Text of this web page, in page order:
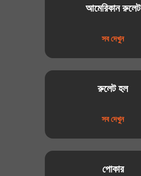
আমেরিকান রুলেট
সব দেখুন
রুলেট হল
সব দেখুন
পোকার